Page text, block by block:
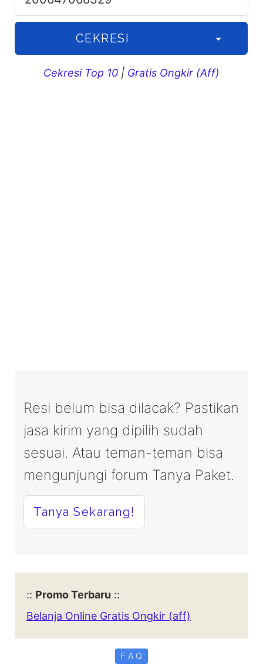
CEKRESI
Cekresi Top 10 | Gratis Ongkir (Aff)
Resi belum bisa dilacak? Pastikan
jasa kirim yang dipilih sudah
sesuai. Atau teman-teman bisa
mengunjungi forum Tanya Paket.
Tanya Sekarang!
:: Promo Terbaru ::
Belanja Online Gratis Ongkir (aff)
F A Q